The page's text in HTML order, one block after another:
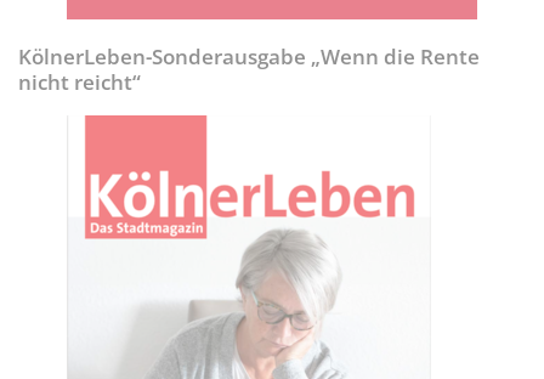
KölnerLeben-Sonderausgabe „Wenn die Rente
nicht reicht“